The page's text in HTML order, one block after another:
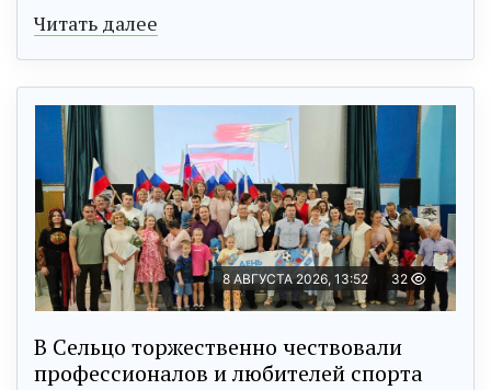
Читать далее
8 АВГУСТА 2026, 13:52 32
В Сельцо торжественно чествовали
профессионалов и любителей спорта